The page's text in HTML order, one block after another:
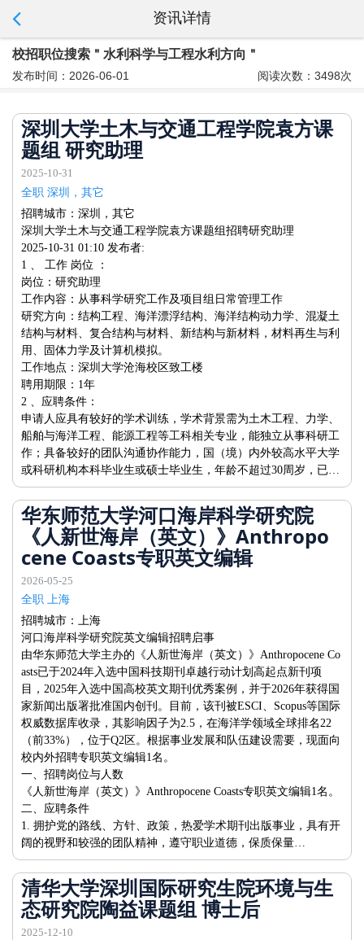
资讯详情
校招职位搜索＂水利科学与工程水利方向＂
发布时间：2026-06-01 阅读次数：3498次
深圳大学土木与交通工程学院袁方课
题组 研究助理
2025-10-31
全职 深圳，其它
招聘城市：深圳，其它
深圳大学土木与交通工程学院袁方课题组招聘研究助理
2025-10-31 01:10 发布者:
1 、 工作 岗位 ：
岗位：研究助理
工作内容：从事科学研究工作及项目组日常管理工作
研究方向：结构工程、海洋漂浮结构、海洋结构动力学、混凝土
结构与材料、复合结构与材料、新结构与新材料，材料再生与利
用、固体力学及计算机模拟。
工作地点：深圳大学沧海校区致工楼
聘用期限：1年
2 、应聘条件：
申请人应具有较好的学术训练，学术背景需为土木工程、力学、
船舶与海洋工程、能源工程等工科相关专业，能独立从事科研工
作；具备较好的团队沟通协作能力，国（境）内外较高水平大学
或科研机构本科毕业生或硕士毕业生，年龄不超过30周岁，已…
华东师范大学河口海岸科学研究院
《人新世海岸（英文）》Anthropo
cene Coasts专职英文编辑
2026-05-25
全职 上海
招聘城市：上海
河口海岸科学研究院英文编辑招聘启事
由华东师范大学主办的《人新世海岸（英文）》Anthropocene Co
asts已于2024年入选中国科技期刊卓越行动计划高起点新刊项
目，2025年入选中国高校英文期刊优秀案例，并于2026年获得国
家新闻出版署批准国内创刊。目前，该刊被ESCI、Scopus等国际
权威数据库收录，其影响因子为2.5，在海洋学领域全球排名22
（前33%），位于Q2区。根据事业发展和队伍建设需要，现面向
校内外招聘专职英文编辑1名。
一、招聘岗位与人数
《人新世海岸（英文）》Anthropocene Coasts专职英文编辑1名。
二、应聘条件
1. 拥护党的路线、方针、政策，热爱学术期刊出版事业，具有开
阔的视野和较强的团队精神，遵守职业道德，保质保量…
清华大学深圳国际研究生院环境与生
态研究院陶益课题组 博士后
2025-12-10